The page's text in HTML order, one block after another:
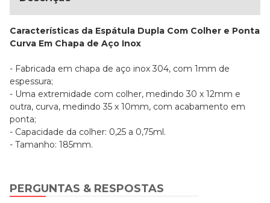
Características da Espátula Dupla Com Colher e Ponta
Curva Em Chapa de Aço Inox
- Fabricada em chapa de aço inox 304, com 1mm de
espessura;
- Uma extremidade com colher, medindo 30 x 12mm e
outra, curva, medindo 35 x 10mm, com acabamento em
ponta;
- Capacidade da colher: 0,25 a 0,75ml.
- Tamanho: 185mm.
PERGUNTAS & RESPOSTAS